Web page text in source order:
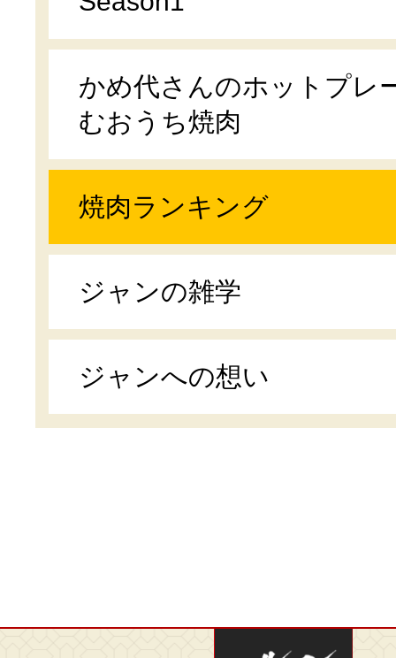
かめ代さんのホットプレ
むおうち焼肉
焼肉ランキング
ジャンの雑学
ジャンへの想い